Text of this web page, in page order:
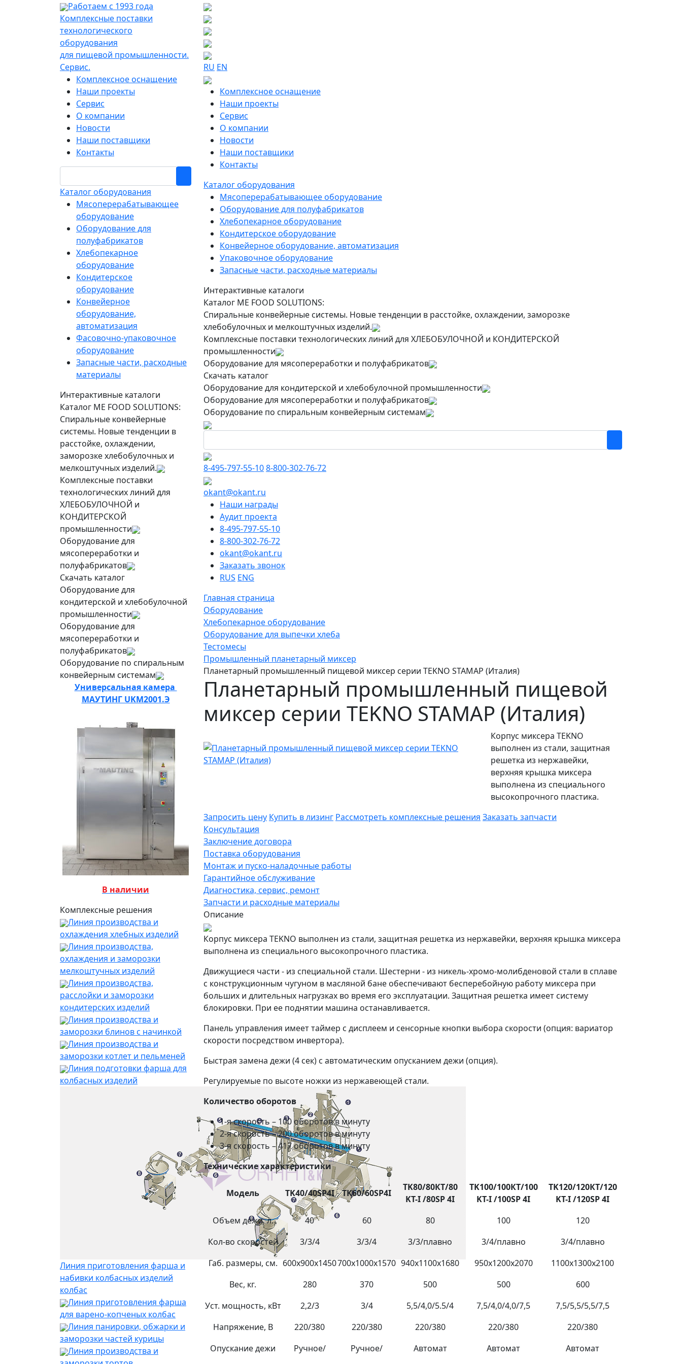
Работаем с 1993 года
Комплексные поставки
технологического
оборудования
для пищевой промышленности.
Сервис.
Комплексное оснащение
Наши проекты
Сервис
О компании
Новости
Наши поставщики
Контакты
Каталог оборудования
Мясоперерабатывающее
оборудование
Оборудование для
полуфабрикатов
Хлебопекарное
оборудование
Кондитерское
оборудование
Конвейерное
оборудование,
автоматизация
Фасовочно-упаковочное
оборудование
Запасные части, расходные
материалы
Интерактивные каталоги
Каталог ME FOOD SOLUTIONS:
Спиральные конвейерные
системы. Новые тенденции в
расстойке, охлаждении,
заморозке хлебобулочных и
мелкоштучных изделий.
Комплексные поставки
технологических линий для
ХЛЕБОБУЛОЧНОЙ и
КОНДИТЕРСКОЙ
промышленности
Оборудование для
мясопереработки и
полуфабрикатов
Скачать каталог
Оборудование для
кондитерской и хлебобулочной
промышленности
Оборудование для
мясопереработки и
полуфабрикатов
Оборудование по спиральным
конвейерным системам
Универсальная камера
МАУТИНГ UKM2001.Э
В наличии
Комплексные решения
Линия производства и
охлаждения хлебных изделий
Линия производства,
охлаждения и заморозки
мелкоштучных изделий
Линия производства,
расслойки и заморозки
кондитерских изделий
Линия производства и
заморозки блинов с начинкой
Линия производства и
заморозки котлет и пельменей
Линия подготовки фарша для
колбасных изделий
Линия приготовления фарша и
набивки колбасных изделий
колбас
Линия приготовления фарша
для варено-копченых колбас
Линия панировки, обжарки и
заморозки частей курицы
Линия производства и
RU EN
Комплексное оснащение
Наши проекты
Сервис
О компании
Новости
Наши поставщики
Контакты
Каталог оборудования
Мясоперерабатывающее оборудование
Оборудование для полуфабрикатов
Хлебопекарное оборудование
Кондитерское оборудование
Конвейерное оборудование, автоматизация
Упаковочное оборудование
Запасные части, расходные материалы
Интерактивные каталоги
Каталог ME FOOD SOLUTIONS:
Спиральные конвейерные системы. Новые тенденции в расстойке, охлаждении, заморозке
хлебобулочных и мелкоштучных изделий.
Комплексные поставки технологических линий для ХЛЕБОБУЛОЧНОЙ и КОНДИТЕРСКОЙ
промышленности
Оборудование для мясопереработки и полуфабрикатов
Скачать каталог
Оборудование для кондитерской и хлебобулочной промышленности
Оборудование для мясопереработки и полуфабрикатов
Оборудование по спиральным конвейерным системам
8-495-797-55-108-800-302-76-72
okant@okant.ru
Наши награды
Аудит проекта
8-495-797-55-10
8-800-302-76-72
okant@okant.ru
Заказать звонок
RUS ENG
Главная страница
Оборудование
Хлебопекарное оборудование
Оборудование для выпечки хлеба
Тестомесы
Промышленный планетарный миксер
Планетарный промышленный пищевой миксер серии TEKNO STAMAP (Италия)
Планетарный промышленный пищевой
миксер серии TEKNO STAMAP (Италия)
Корпус миксера TEKNO
выполнен из стали, защитная
решетка из нержавейки,
верхняя крышка миксера
выполнена из специального
высокопрочного пластика.
Запросить цену Купить в лизинг Рассмотреть комплексные решения Заказать запчасти
Консультация
Заключение договора
Поставка оборудования
Монтаж и пуско-наладочные работы
Гарантийное обслуживание
Диагностика, сервис, ремонт
Запчасти и расходные материалы
Описание
Корпус миксера TEKNO выполнен из стали, защитная решетка из нержавейки, верхняя крышка миксера
выполнена из специального высокопрочного пластика.
Движущиеся части - из специальной стали. Шестерни - из никель-хромо-молибденовой стали в сплаве
с конструкционным чугуном в масляной бане обеспечивают бесперебойную работу миксера при
больших и длительных нагрузках во время его эксплуатации. Защитная решетка имеет систему
блокировки. При ее поднятии машина останавливается.
Панель управления имеет таймер с дисплеем и сенсорные кнопки выбора скорости (опция: вариатор
скорости посредством инвертора).
Быстрая замена дежи (4 сек) с автоматическим опусканием дежи (опция).
Регулируемые по высоте ножки из нержавеющей стали.
Количество оборотов
1-я скорость – 100 оборотов в минуту
2-я скорость – 200 оборотов в минуту
3-я скорость – 417 оборотов в минуту
Технические характеристики
Модель TK40/40SP4I TK60/60SP4I
TK80/80КТ/80
KT-I /80SP 4I
TK100/100КТ/100
KT-I /100SP 4I
TK120/120КТ/120
KT-I /120SP 4I
Объем дежи, л.
40 60 80 100
120
Кол-во скоростей
3/3/4 3/3/4 3/3/плавно 3/4/плавно
3/4/плавно
Габ. размеры, см. 600х900х1450700х1000х1570 940х1100х1680 950х1200х2070
1100х1300х2100
Вес, кг.
280 370 500 500
600
Уст. мощность, кВт
2,2/3 3/4 5,5/4,0/5.5/4 7,5/4,0/4,0/7,5
7,5/5,5/5,5/7,5
Напряжение, В
220/380 220/380 220/380 220/380
220/380
Опускание дежи
Ручное/ Ручное/ Автомат Автомат Автомат